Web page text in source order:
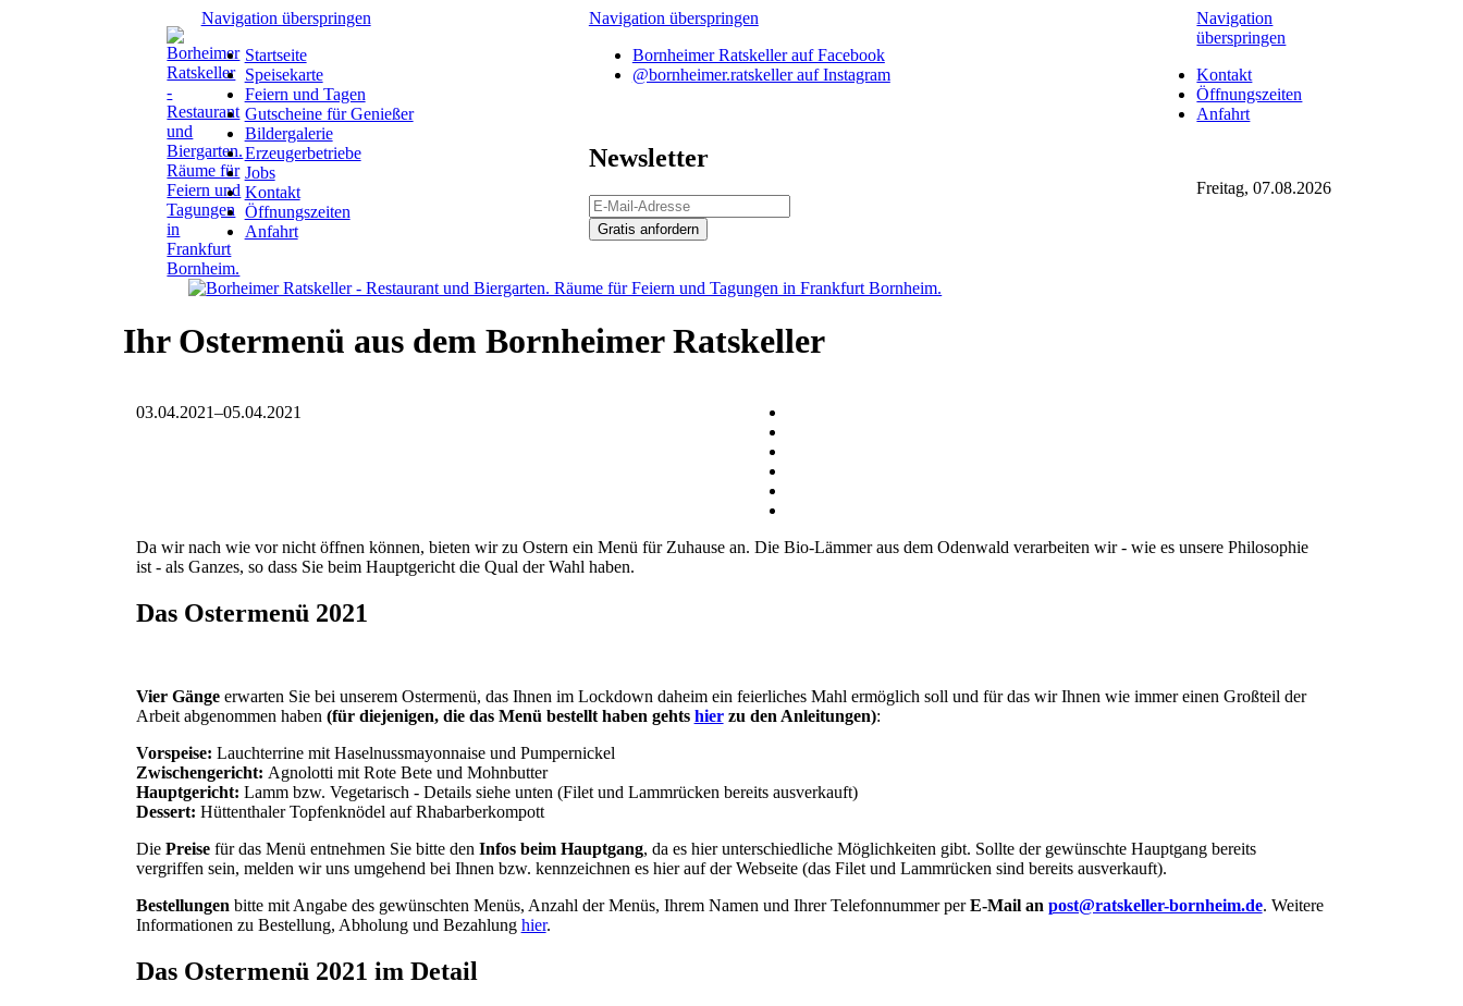
Navigation überspringen
Startseite
Speisekarte
Feiern und Tagen
Gutscheine für Genießer
Bildergalerie
Erzeugerbetriebe
Jobs
Kontakt
Öffnungszeiten
Anfahrt
Navigation überspringen
Bornheimer Ratskeller auf Facebook
@bornheimer.ratskeller auf Instagram
Newsletter
Gratis anfordern
Navigation
überspringen
Kontakt
Öffnungszeiten
Anfahrt
Freitag, 07.08.2026
Ihr Ostermenü aus dem Bornheimer Ratskeller
03.04.2021–05.04.2021
Da wir nach wie vor nicht öffnen können, bieten wir zu Ostern ein Menü für Zuhause an. Die Bio-Lämmer aus dem Odenwald verarbeiten wir - wie es unsere Philosophie
ist - als Ganzes, so dass Sie beim Hauptgericht die Qual der Wahl haben.
Das Ostermenü 2021
Vier Gängeerwarten Sie bei unserem Ostermenü, das Ihnen im Lockdown daheim ein feierliches Mahl ermöglich soll und für das wir Ihnen wie immer einen Großteil der
Arbeit abgenommen haben (für diejenigen, die das Menü bestellt haben gehts hierzu den Anleitungen):
Vorspeise: Lauchterrine mit Haselnussmayonnaise und Pumpernickel
Zwischengericht: Agnolotti mit Rote Bete und Mohnbutter
Hauptgericht: Lamm bzw. Vegetarisch - Details siehe unten (Filet und Lammrücken bereits ausverkauft)
Dessert: Hüttenthaler Topfenknödel auf Rhabarberkompott
Die Preisefür das Menü entnehmen Sie bitte den Infos beim Hauptgang, da es hier unterschiedliche Möglichkeiten gibt. Sollte der gewünschte Hauptgang bereits
vergriffen sein, melden wir uns umgehend bei Ihnen bzw. kennzeichnen es hier auf der Webseite (das Filet und Lammrücken sind bereits ausverkauft).
Bestellungen bitte mit Angabe des gewünschten Menüs, Anzahl der Menüs, Ihrem Namen und Ihrer Telefonnummer perE-Mail an post@ratskeller-bornheim.de. Weitere
Informationen zu Bestellung, Abholung und Bezahlung hier.
Das Ostermenü 2021 im Detail